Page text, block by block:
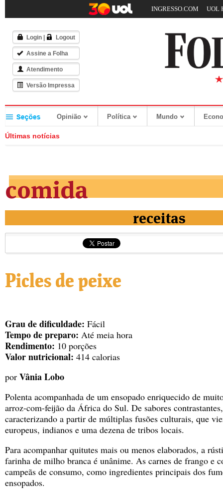
INGRESSO.COM UOL
Login Logout
Assine a Folha
Atendimento
Versão Impressa
Opinião Política Mundo
Últimas notícias
comida
receitas
Picles de peixe
Grau de dificuldade: Fácil
Tempo de preparo: Até meia hora
Rendimento: 10 porções
Valor nutricional: 414 calorias
por Vânia Lobo
Polenta acompanhada de um ensopado enriquecido de
arroz-com-feijão da África do Sul. De sabores
caracterizando a partir de múltiplas fusões culturais, que
europeus, indianos e uma dezena de tribos locais.
Para acompanhar quitutes mais ou menos elaborados, a
farinha de milho branca é unânime. As carnes de frango e
campeãs de consumo, como ingredientes principais dos
ensopados.